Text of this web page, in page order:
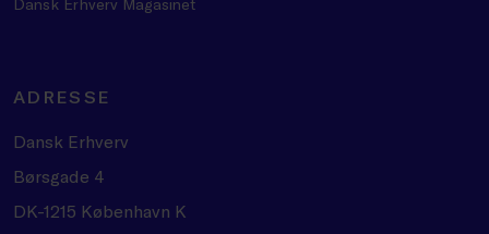
Dansk Erhverv Magasinet
ADRESSE
Dansk Erhverv
Børsgade 4
DK-1215 København K